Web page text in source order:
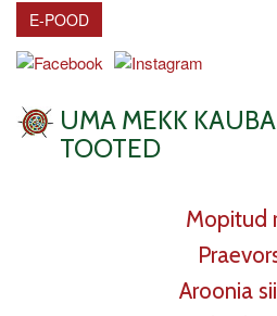
E-POOD
UMA MEKK
TOOTED
Mopitud
Aroonia